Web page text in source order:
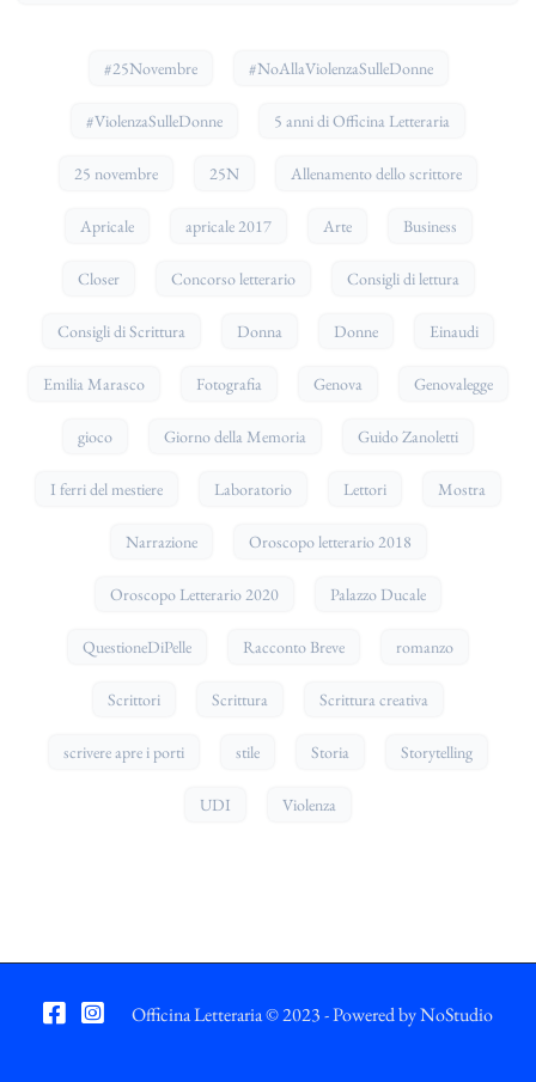
#25Novembre #NoAllaViolenzaSulleDonne
#ViolenzaSulleDonne 5 anni di Officina Letteraria
25 novembre 25N Allenamento dello scrittore
Apricale apricale 2017 Arte Business
Closer Concorso letterario Consigli di lettura
Consigli di Scrittura Donna Donne Einaudi
Emilia Marasco Fotografia Genova Genovalegge
gioco Giorno della Memoria Guido Zanoletti
I ferri del mestiere Laboratorio Lettori Mostra
Narrazione Oroscopo letterario 2018
Oroscopo Letterario 2020 Palazzo Ducale
QuestioneDiPelle Racconto Breve romanzo
Scrittori Scrittura Scrittura creativa
scrivere apre i porti stile Storia Storytelling
UDI Violenza
Officina Letteraria © 2023 - Powered byNoStudio